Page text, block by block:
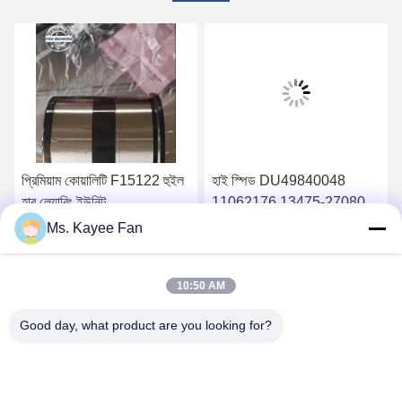
প্রিমিয়াম কোয়ালিটি F15122 হুইল
হাব লেয়ারিং ইউনিট
90*160*125mm ভোলভোর
জন্য খুচরা যন্ত্রাংশ
হাই স্পিড DU49840048
11062176 13475-27080
Ms. Kayee Fan
10:50 AM
Good day, what product are you looking for?